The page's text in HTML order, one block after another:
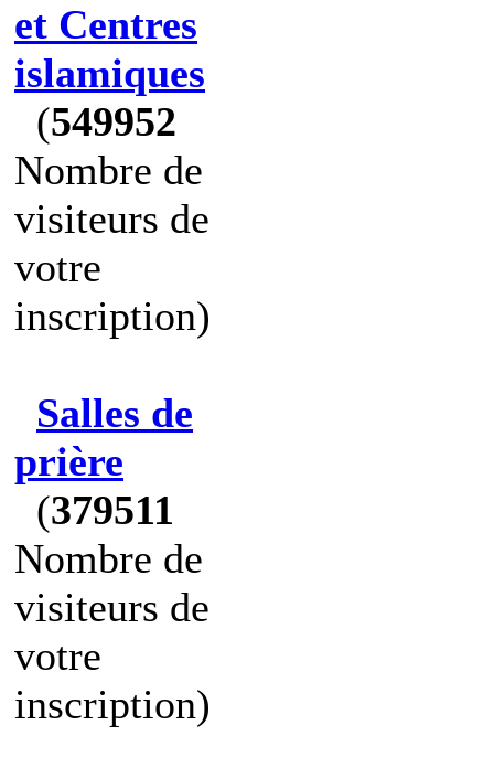
et Centres
islamiques
(549952
Nombre de
visiteurs de
votre
inscription)
Salles de
prière
(379511
Nombre de
visiteurs de
votre
inscription)